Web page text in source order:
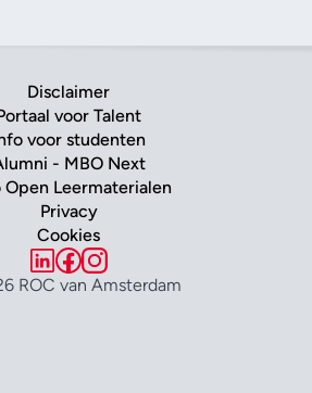
Disclaimer
voor Talent
voor studenten
- MBO Next
Open Leermaterialen
Privacy
Cookies
ROC van Amsterdam